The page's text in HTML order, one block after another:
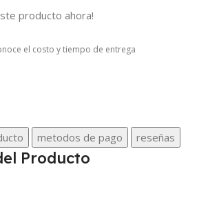
producto ahora!
el costo y tiempo de entrega
metodos de pago reseñas
Producto